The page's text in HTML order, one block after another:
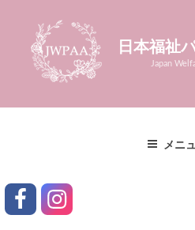
日本福祉
Japan
メニ
facebookinstagram